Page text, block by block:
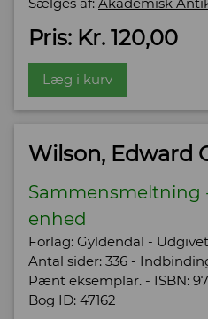
Sælges af: Akademisk
Pris: Kr. 120,00
Læg i kurv
Wilson, Edward
Sammensmeltning
enhed
Forlag: Gyldendal -
Antal sider: 336 -
Pænt eksemplar. - ISBN:
Bog ID: 47162